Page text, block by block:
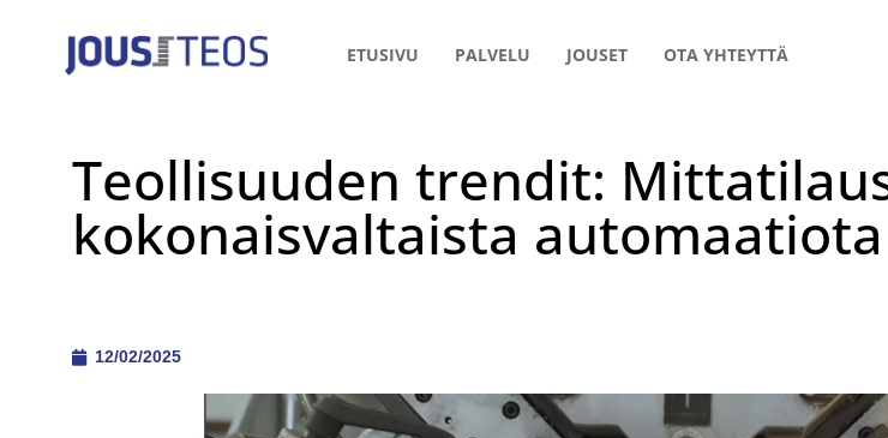
ETUSIVU PALVELU JOUSET OTA YHTEYTTÄ
Teollisuuden trendit:
kokonaisvaltaista automaatiota
12/02/2025